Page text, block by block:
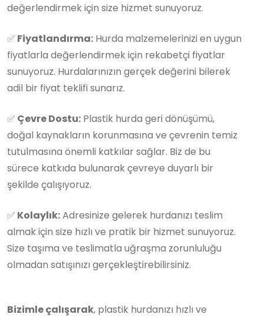
değerlendirmek için size hizmet sunuyoruz.
✅ Fiyatlandırma: Hurda malzemelerinizi en uygun
fiyatlarla değerlendirmek için rekabetçi fiyatlar
sunuyoruz. Hurdalarınızın gerçek değerini bilerek
adil bir fiyat teklifi sunarız.
✅ Çevre Dostu: Plastik hurda geri dönüşümü,
doğal kaynakların korunmasına ve çevrenin temiz
tutulmasına önemli katkılar sağlar. Biz de bu
sürece katkıda bulunarak çevreye duyarlı bir
şekilde çalışıyoruz.
✅ Kolaylık:Adresinize gelerek hurdanızı teslim
almak için size hızlı ve pratik bir hizmet sunuyoruz.
Size taşıma ve teslimatla uğraşma zorunluluğu
olmadan satışınızı gerçekleştirebilirsiniz.
Bizimle çalışarak, plastik hurdanızı hızlı ve